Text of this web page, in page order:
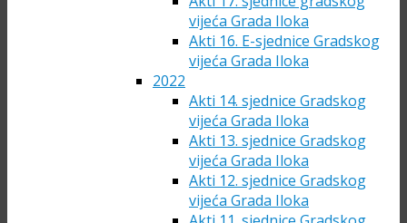
vijeća Grada Iloka
Akti 16. E-sjednice Gradskog
vijeća Grada Iloka
2022
Akti 14. sjednice Gradskog
vijeća Grada Iloka
Akti 13. sjednice Gradskog
vijeća Grada Iloka
Akti 12. sjednice Gradskog
vijeća Grada Iloka